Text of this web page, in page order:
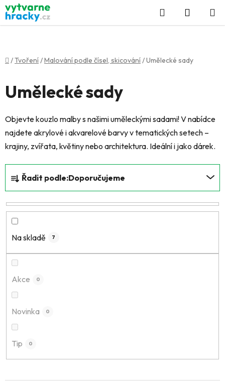
Přejít
na
obsah
Hledat
KOŠÍK
Domů
/Tvoření/Malování podle čísel, skicování/Umělecké sady
Umělecké sady
Objevte kouzlo malby s našimi uměleckými sadami! V nabídce
najdete akrylové i akvarelové barvy v tematických setech –
krajiny, zvířata, květiny nebo architektura. Ideální i jako dárek.
a
z
e
Řadit podle:Doporučujeme
Na skladě 7
Akce 0
Novinka 0
Tip 0